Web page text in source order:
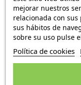
Tulipa
Supernova
Ref.: EURP8976/D
mejorar nuestros
relacionada con
sus hábitos de
sobre su uso pulse
Política de cookies